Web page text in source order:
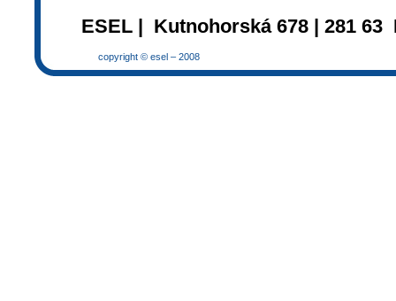
ESEL | Kutnohorská 678 | 281
copyright © esel – 2008